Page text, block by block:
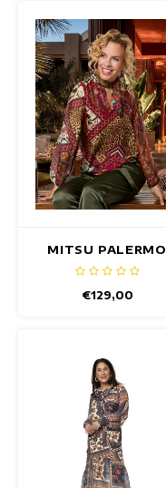
MITSU PALERMO
TOP
€129,00